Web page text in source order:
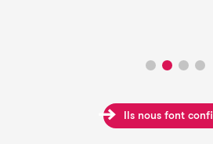
Ils nous font